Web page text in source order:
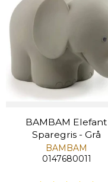
BAMBAM Elefant
Sparegris - Grå
BAMBAM
0147680011